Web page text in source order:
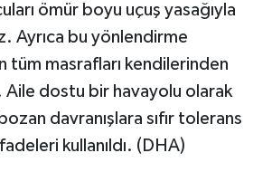
ömür boyu uçuş yasağıyla
Ayrıca bu yönlendirme
tüm masrafları kendilerinden
dostu bir havayolu olarak
davranışlara sıfır tolerans
kullanıldı. (DHA)